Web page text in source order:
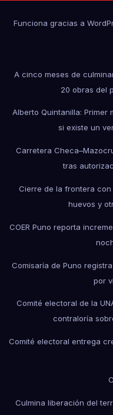
Funciona gracias a
A cinco meses de
20 obras del
Alberto Quintanilla: Primer
si existe un
Carretera
tras
Cierre de la frontera con
huevos y
COER Puno reporta
Comisaría de Puno
por
Comité electoral de la
contraloría
Comité electoral entrega
Culmina liberación del